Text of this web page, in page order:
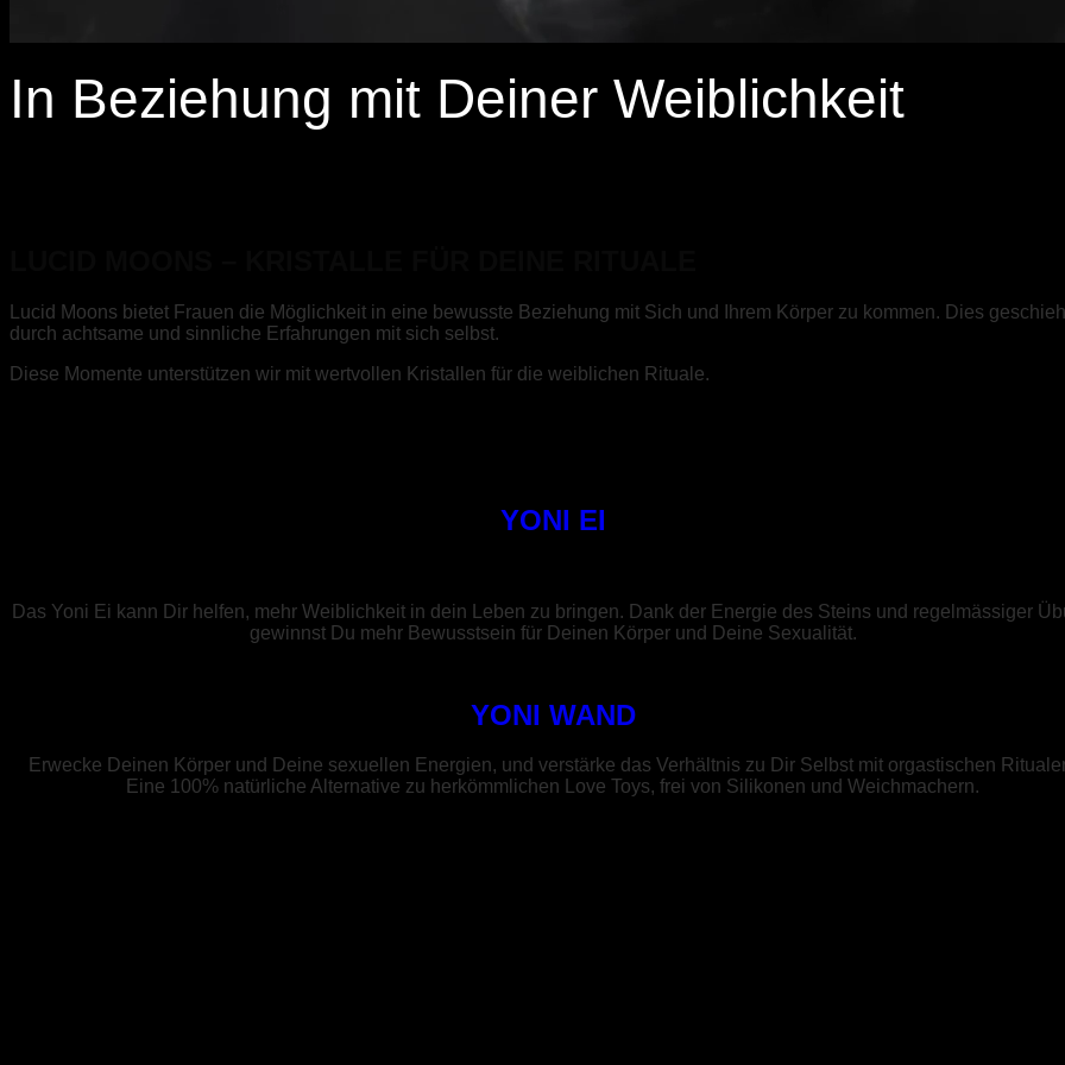
In Beziehung mit Deiner Weiblichkeit
Lucid Moons bietet Frauen die Möglichkeit in eine bewusste Beziehung mit Sich und Ihrem Körper zu kommen. Dies
durch achtsame und sinnliche Erfahrungen mit sich selbst.
Diese Momente unterstützen wir mit wertvollen Kristallen für die weiblichen Rituale.
YONI EI
Das Yoni Ei kann Dir helfen, mehr Weiblichkeit in dein Leben zu bringen. Dank der Energie des Steins und regelmässiger
gewinnst Du mehr Bewusstsein für Deinen Körper und Deine Sexualität.
YONI WAND
Erwecke Deinen Körper und Deine sexuellen Energien, und verstärke das Verhältnis zu Dir Selbst mit orgastischen
Eine 100% natürliche Alternative zu herkömmlichen Love Toys, frei von Silikonen und Weichmachern.